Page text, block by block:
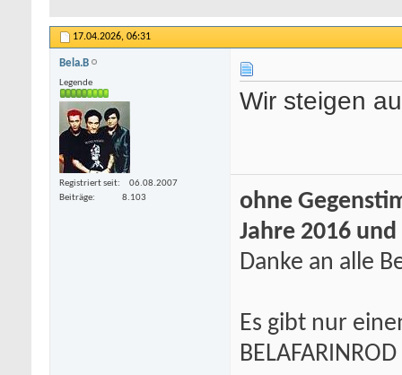
17.04.2026, 06:31
Bela.B
Legende
Registriert seit
06.08.2007
Beiträge
8.103
Wir steigen
ohne
Jahre 2016 und
Danke an alle
Es gibt nur
BELAFARINROD